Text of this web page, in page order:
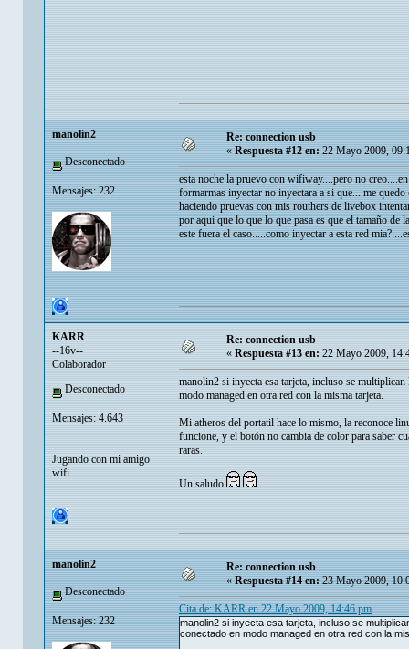
manolin2
Desconectado
Mensajes: 232
Re: connection usb
«Respuesta #12 en:22 Mayo 2009,
esta noche la pruevo con wifiway....pero no
formarmas inyectar no inyectara a si que....me
haciendo pruevas con mis routhers de livebox
por aqui que lo que lo que pasa es que el tamaño
este fuera el caso.....como inyectar a esta red
KARR
--16v--
Colaborador
Desconectado
Mensajes: 4.643
Jugando con mi amigo
wifi...
Re: connection usb
« Respuesta #13 en: 22 Mayo 2009,
manolin2 si inyecta esa tarjeta, incluso se
modo managed en otra red con la misma tarjeta.
Mi atheros del portatil hace lo mismo, la reconoce
funcione, y el botón no cambia de color para saber
raras.
Un saludo
manolin2
Desconectado
Mensajes: 232
Re: connection usb
«Respuesta #14 en:23 Mayo 2009,
Cita de: KARR en 22 Mayo 2009, 14:46 pm
manolin2 si inyecta esa tarjeta, incluso se
conectado en modo managed en otra red con la